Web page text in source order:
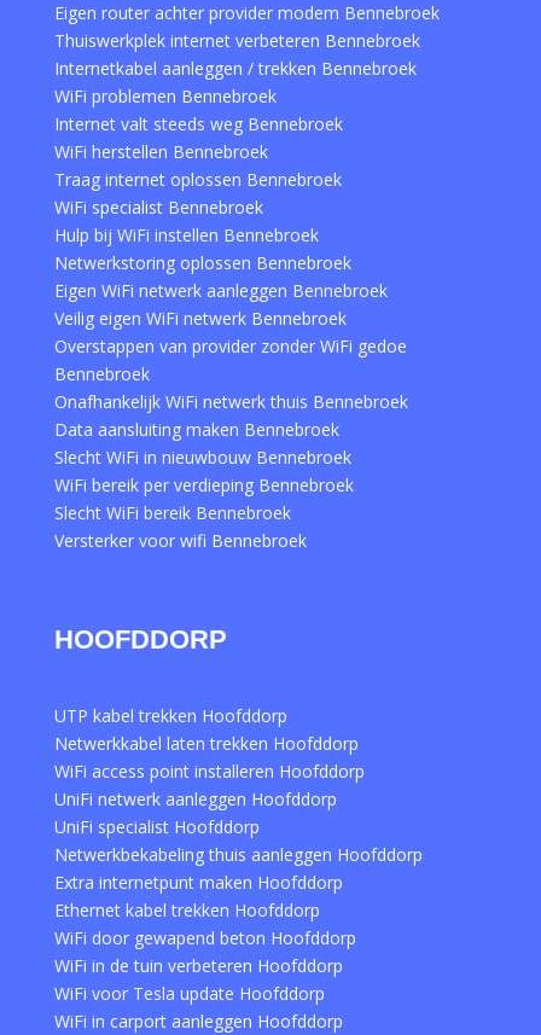
Eigen router achter provider modem Bennebroek
Thuiswerkplek internet verbeteren Bennebroek
Internetkabel aanleggen / trekken Bennebroek
WiFi problemen Bennebroek
Internet valt steeds weg Bennebroek
WiFi herstellen Bennebroek
Traag internet oplossen Bennebroek
WiFi specialist Bennebroek
Hulp bij WiFi instellen Bennebroek
Netwerkstoring oplossen Bennebroek
Eigen WiFi netwerk aanleggen Bennebroek
Veilig eigen WiFi netwerk Bennebroek
Overstappen van provider zonder WiFi gedoe
Bennebroek
Onafhankelijk WiFi netwerk thuis Bennebroek
Data aansluiting maken Bennebroek
Slecht WiFi in nieuwbouw Bennebroek
WiFi bereik per verdieping Bennebroek
Slecht WiFi bereik Bennebroek
Versterker voor wifi Bennebroek
HOOFDDORP
UTP kabel trekken Hoofddorp
Netwerkkabel laten trekken Hoofddorp
WiFi access point installeren Hoofddorp
UniFi netwerk aanleggen Hoofddorp
UniFi specialist Hoofddorp
Netwerkbekabeling thuis aanleggen Hoofddorp
Extra internetpunt maken Hoofddorp
Ethernet kabel trekken Hoofddorp
WiFi door gewapend beton Hoofddorp
WiFi in de tuin verbeteren Hoofddorp
WiFi voor Tesla update Hoofddorp
WiFi in carport aanleggen Hoofddorp